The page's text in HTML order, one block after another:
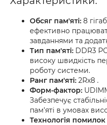
Обсяг пам'яті: 8
ефективно
завданнями та
Тип пам'яті: DDR3
високу швидкість
роботу системи.
Ранг пам'яті: 2Rx8 .
Форм-фактор:
Забезпечує
пам'яті в умовах
Технологія